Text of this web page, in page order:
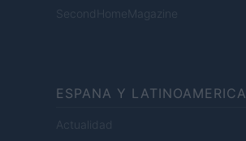
SecondHomeMagazine
ESPANA Y LATINOAMERICA
Actualidad